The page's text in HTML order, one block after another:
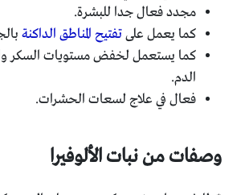
مجدد فعال جدا للبشرة.
كما يعمل علىتفتيح المناطق الداكنة
كما يستعمل لخفض مستويات السكر
الدم.
فعال في علاج لسعات الحشرات.
وصفات من نبات الألوفيرا